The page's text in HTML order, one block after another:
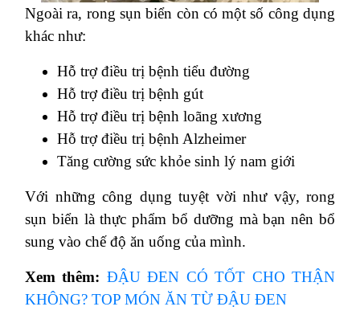
Ngoài ra, rong sụn biển còn có một số công dụng
khác như:
Hỗ trợ điều trị bệnh tiểu đường
Hỗ trợ điều trị bệnh gút
Hỗ trợ điều trị bệnh loãng xương
Hỗ trợ điều trị bệnh Alzheimer
Tăng cường sức khỏe sinh lý nam giới
Với những công dụng tuyệt vời như vậy, rong
sụn biển là thực phẩm bổ dưỡng mà bạn nên bổ
sung vào chế độ ăn uống của mình.
Xem thêm: ĐẬU ĐEN CÓ TỐT CHO THẬN
KHÔNG? TOP MÓN ĂN TỪ ĐẬU ĐEN